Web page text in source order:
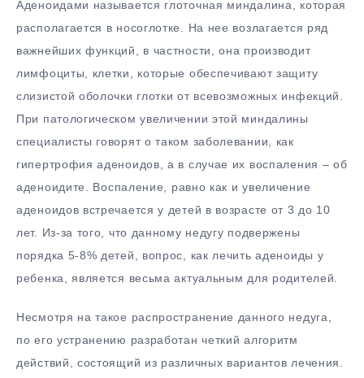
Аденоидами называется глоточная миндалина, которая
располагается в носоглотке. На нее возлагается ряд
важнейших функций, в частности, она производит
лимфоциты, клетки, которые обеспечивают защиту
слизистой оболочки глотки от всевозможных инфекций.
При патологическом увеличении этой миндалины
специалисты говорят о таком заболевании, как
гипертрофия аденоидов, а в случае их воспаления – об
аденоидите. Воспаление, равно как и увеличение
аденоидов встречается у детей в возрасте от 3 до 10
лет. Из-за того, что данному недугу подвержены
порядка 5-8% детей, вопрос, как лечить аденоиды у
ребенка, является весьма актуальным для родителей.
Несмотря на такое распространение данного недуга,
по его устранению разработан четкий алгоритм
действий, состоящий из различных вариантов лечения.